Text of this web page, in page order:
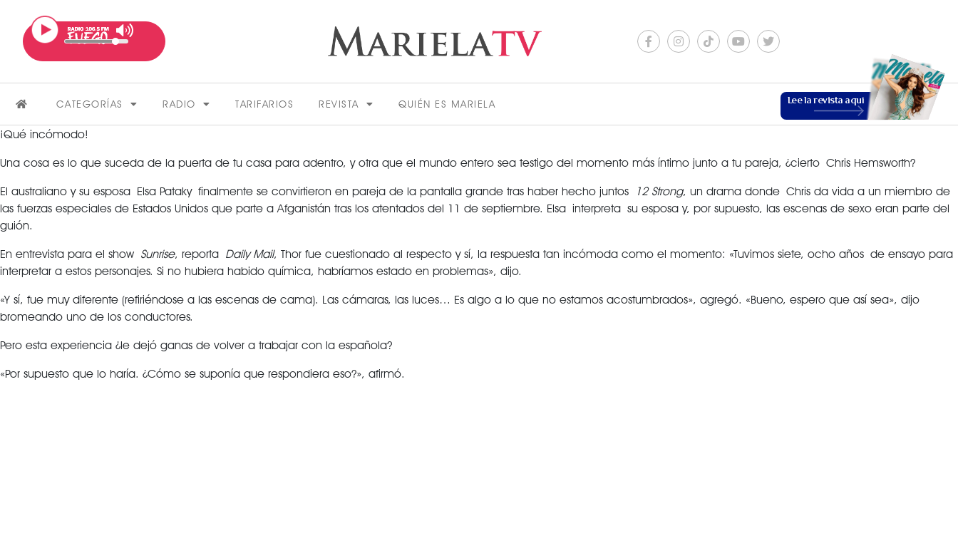
CATEGORÍAS RADIO TARIFARIOS REVISTA QUIÉN ES MARIELA Lee la revista aquí
FARÁNDULA
VER MÁS
ACTUALIDAD
VER MÁS
ESTILO DE VIDA
VER MÁS
¡Qué incómodo!
Una cosa es lo que suceda de la puerta de tu casa para adentro, y otra que el mundo entero sea testigo del momento más íntimo junto a tu pareja, ¿cierto Chris Hemsworth?
El australiano y su esposa Elsa Pataky finalmente se convirtieron en pareja de la pantalla grande tras haber hecho juntos 12 Strong, un drama donde Chris da vida a un miembro de
las fuerzas especiales de Estados Unidos que parte a Afganistán tras los atentados del 11 de septiembre. Elsa interpreta su esposa y, por supuesto, las escenas de sexo eran parte del
guión.
En entrevista para el show Sunrise, reporta Daily Mail, Thor fue cuestionado al respecto y sí, la respuesta tan incómoda como el momento: «Tuvimos siete, ocho años de ensayo para
interpretar a estos personajes. Si no hubiera habido química, habríamos estado en problemas», dijo.
«Y sí, fue muy diferente (refiriéndose a las escenas de cama). Las cámaras, las luces… Es algo a lo que no estamos acostumbrados», agregó. «Bueno, espero que así sea», dijo
bromeando uno de los conductores.
Pero esta experiencia ¿le dejó ganas de volver a trabajar con la española?
«Por supuesto que lo haría. ¿Cómo se suponía que respondiera eso?», afirmó.